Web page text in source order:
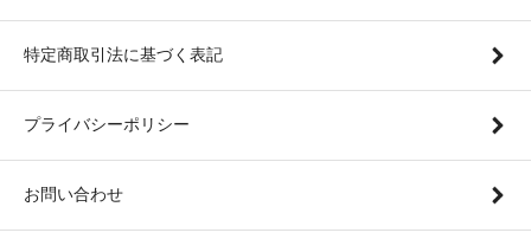
特定商取引法に基づく表記
プライバシーポリシー
お問い合わせ